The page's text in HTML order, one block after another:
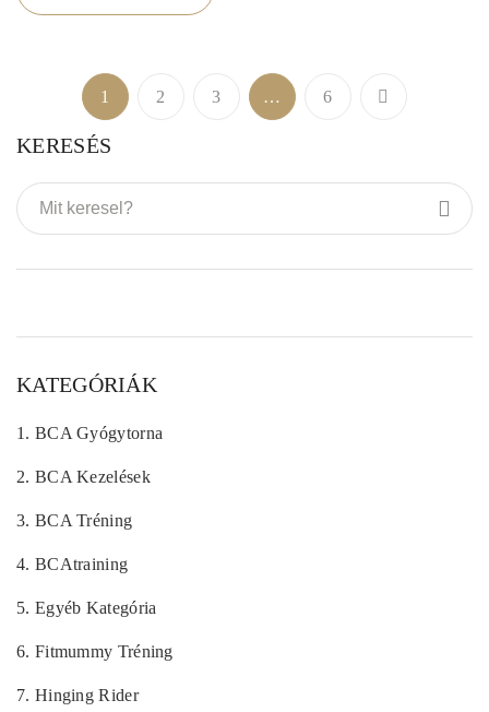
1 2 3 … 6
KERESÉS
KATEGÓRIÁK
1. BCA Gyógytorna
2. BCA Kezelések
3. BCA Tréning
4. BCAtraining
5. Egyéb Kategória
6. Fitmummy Tréning
7. Hinging Rider